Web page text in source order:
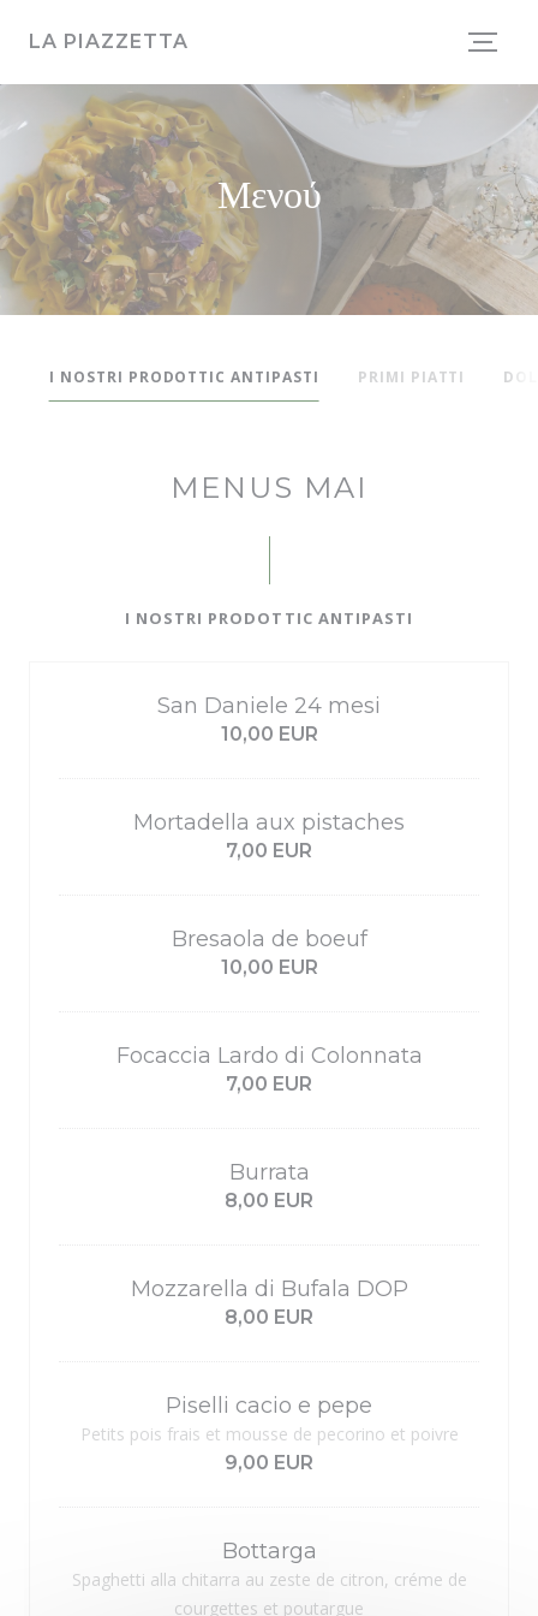
LA PIAZZETTA
Μενού
I NOSTRI PRODOTTIC ANTIPASTI PRIMI PIATTI
MENUS MAI
I NOSTRI PRODOTTIC ANTIPASTI
San Daniele 24 mesi
10,00 EUR
Mortadella aux pistaches
7,00 EUR
Bresaola de boeuf
10,00 EUR
Focaccia Lardo di Colonnata
7,00 EUR
Burrata
8,00 EUR
Mozzarella di Bufala DOP
8,00 EUR
Piselli cacio e pepe
Petits pois frais et mousse de pecorino et poivre
9,00 EUR
Bottarga
Spaghetti alla chitarra au zeste de citron, créme de
courgettes et poutargue